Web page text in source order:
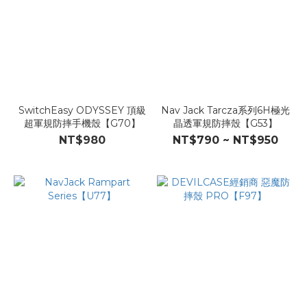
SwitchEasy ODYSSEY 頂級
超軍規防摔手機殼【G70】
NT$980
Nav Jack Tarcza系列6H極光
晶透軍規防摔殼【G53】
NT$790 ~ NT$950